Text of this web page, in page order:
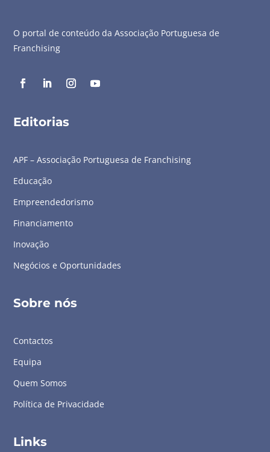
O portal de conteúdo da Associação Portuguesa de
Franchising
Editorias
APF – Associação Portuguesa de Franchising
Educação
Empreendedorismo
Financiamento
Inovação
Negócios e Oportunidades
Sobre nós
Contactos
Equipa
Quem Somos
Política de Privacidade
Links